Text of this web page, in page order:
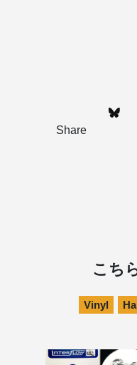
Share
こち
Vinyl